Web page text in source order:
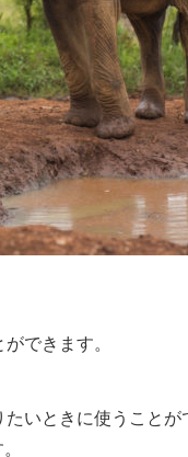
できます。
いときに使うことが